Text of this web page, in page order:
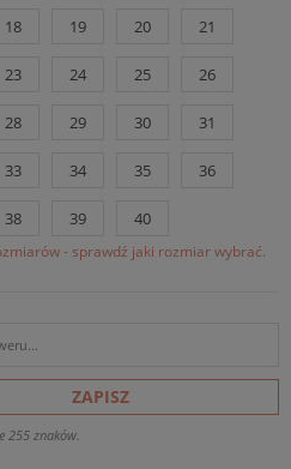
18 19 20 21
23 24 25 26
28 29 30 31
33 34 35 36
38 39 40
- sprawdź jaki rozmiar wybrać.
ZAPISZ
255 znaków.